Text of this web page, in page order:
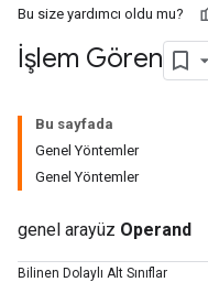
Bu size yardımcı oldu mu?
İşlem Gören
Bu sayfada
Genel Yöntemler
Genel Yöntemler
genel arayüz Operand
Bilinen Dolaylı Alt Sınıflar